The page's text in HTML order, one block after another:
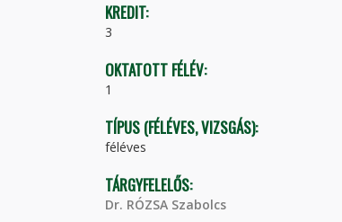
KREDIT:
3
OKTATOTT FÉLÉV:
1
TÍPUS (FÉLÉVES, VIZSGÁS):
féléves
TÁRGYFELELŐS:
Dr. RÓZSA Szabolcs